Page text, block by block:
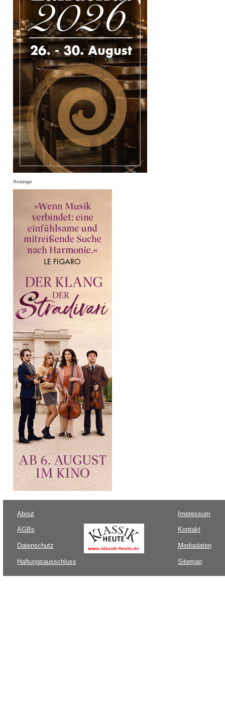
Anzeige
About
AGBs
Datenschutz
Haftungsausschluss
Impressum
Kontakt
Mediadaten
Sitemap